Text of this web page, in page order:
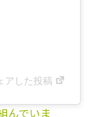
アした投稿
んでいま